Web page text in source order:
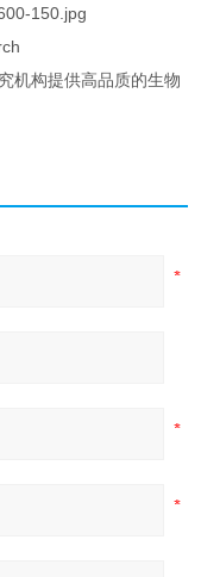
机构提供高品质的生物